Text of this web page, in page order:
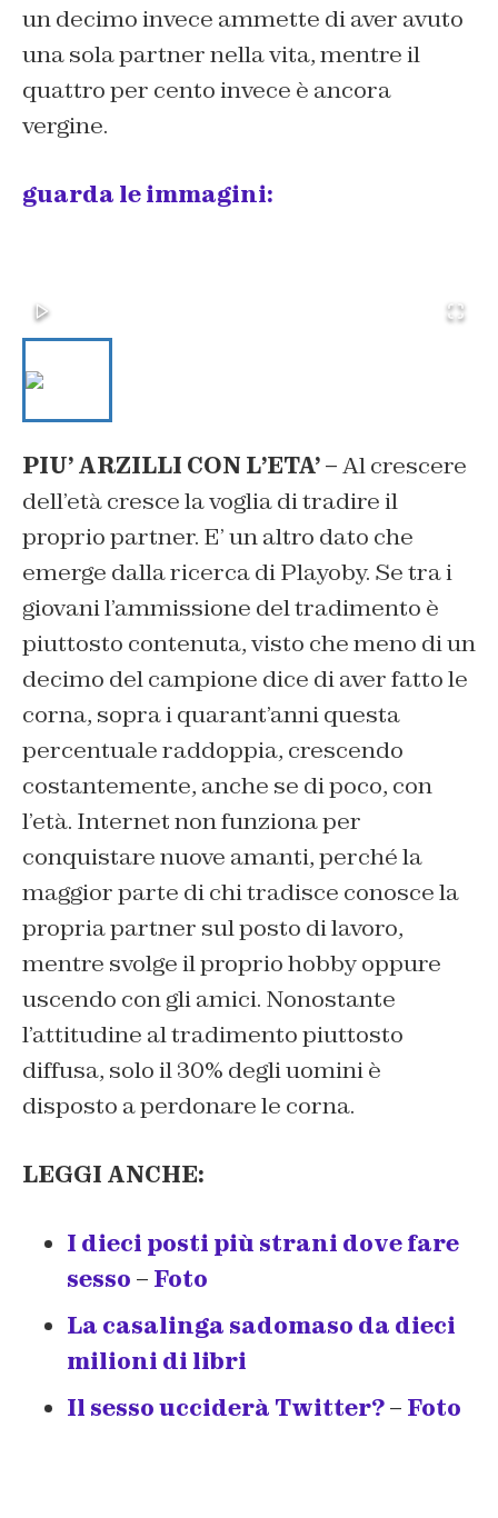
un decimo invece ammette di aver avuto
una sola partner nella vita, mentre il
quattro per cento invece è ancora
vergine.
guarda le immagini:
PIU’ ARZILLI CON L’ETA’ –Al crescere
dell’età cresce la voglia di tradire il
proprio partner. E’ un altro dato che
emerge dalla ricerca di Playoby. Se tra i
giovani l’ammissione del tradimento è
piuttosto contenuta, visto che meno di un
decimo del campione dice di aver fatto le
corna, sopra i quarant’anni questa
percentuale raddoppia, crescendo
costantemente, anche se di poco, con
l’età. Internet non funziona per
conquistare nuove amanti, perché la
maggior parte di chi tradisce conosce la
propria partner sul posto di lavoro,
mentre svolge il proprio hobby oppure
uscendo con gli amici. Nonostante
l’attitudine al tradimento piuttosto
diffusa, solo il 30% degli uomini è
disposto a perdonare le corna.
LEGGI ANCHE:
I dieci posti più strani dove fare
sesso – Foto
La casalinga sadomaso da dieci
milioni di libri
Il sesso ucciderà Twitter?– Foto